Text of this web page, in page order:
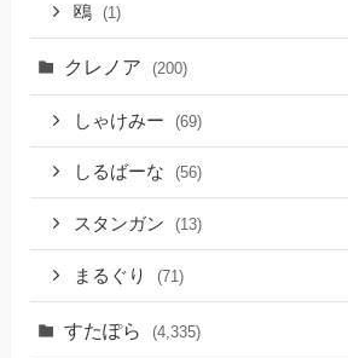
鴎 (1)
クレノア (200)
しゃけみー (69)
しるばーな (56)
スタンガン (13)
まるぐり (71)
すたぽら (4,335)